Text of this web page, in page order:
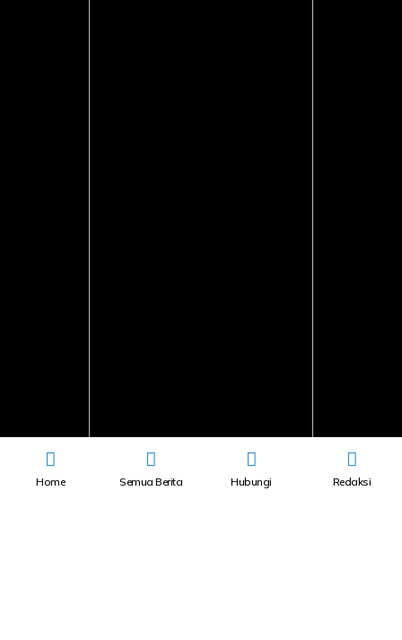
Home Semua Berita Hubungi Redaksi